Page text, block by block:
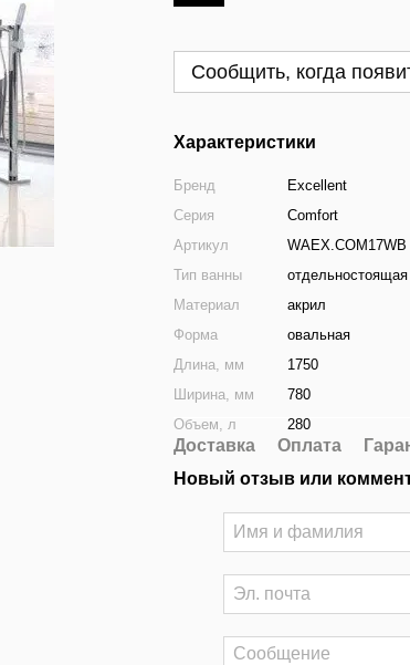
Сообщить, когда
Характеристики
Бренд
Excellent
Серия
Comfort
Артикул
WAEX.COM17WB
Тип ванны
отдельностоящая
Материал
акрил
Форма
овальная
Длина, мм
1750
Ширина, мм
780
Объем, л
280
Доставка Оплата
Новый отзыв или